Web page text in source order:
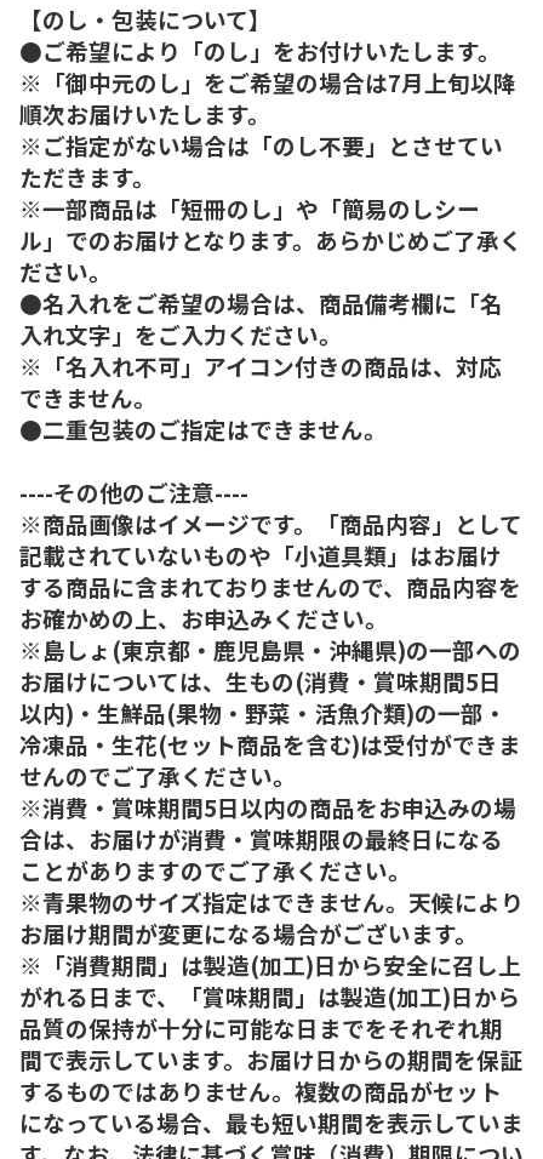
【のし・包装について】
●ご希望により「のし」をお付けいたします。
※「御中元のし」をご希望の場合は7月上旬以降
順次お届けいたします。
※ご指定がない場合は「のし不要」とさせてい
ただきます。
※一部商品は「短冊のし」や「簡易のしシー
ル」でのお届けとなります。あらかじめご了承く
ださい。
●名入れをご希望の場合は、商品備考欄に「名
入れ文字」をご入力ください。
※「名入れ不可」アイコン付きの商品は、対応
できません。
●二重包装のご指定はできません。
----その他のご注意----
※商品画像はイメージです。「商品内容」として
記載されていないものや「小道具類」はお届け
する商品に含まれておりませんので、商品内容を
お確かめの上、お申込みください。
※島しょ(東京都・鹿児島県・沖縄県)の一部への
お届けについては、生もの(消費・賞味期間5日
以内)・生鮮品(果物・野菜・活魚介類)の一部・
冷凍品・生花(セット商品を含む)は受付ができま
せんのでご了承ください。
※消費・賞味期間5日以内の商品をお申込みの場
合は、お届けが消費・賞味期限の最終日になる
ことがありますのでご了承ください。
※青果物のサイズ指定はできません。天候により
お届け期間が変更になる場合がございます。
※「消費期間」は製造(加工)日から安全に召し上
がれる日まで、「賞味期間」は製造(加工)日から
品質の保持が十分に可能な日までをそれぞれ期
間で表示しています。お届け日からの期間を保証
するものではありません。複数の商品がセット
になっている場合、最も短い期間を表示していま